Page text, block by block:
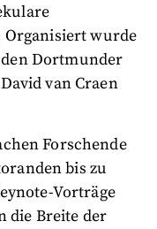
Organisiert wurde
Dortmunder
van Craen
Forschende
bis zu
Vorträge
die Breite der